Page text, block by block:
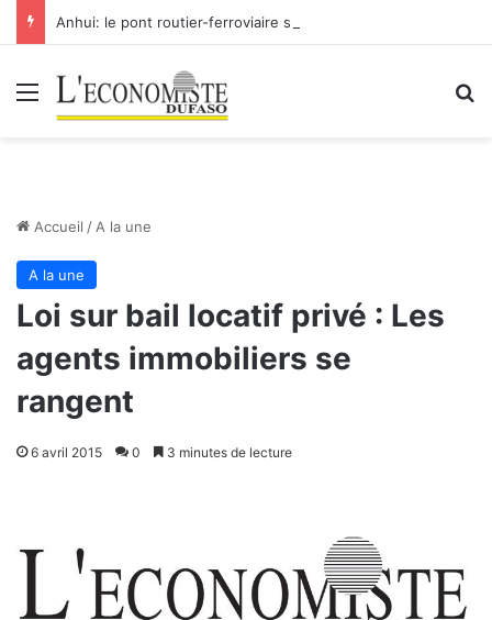
Menu
Accueil / A la une
A la une
Loi sur bail locatif privé : Les
agents immobiliers se
rangent
6 avril 2015 0 3 minutes de lecture